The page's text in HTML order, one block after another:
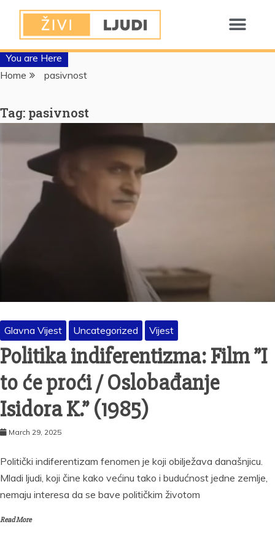
You are Here
Home
pasivnost
Tag: pasivnost
Glavna Vijest Uncategorized Vijest
Politika indiferentizma: Film ”I
to će proći / Oslobađanje
Isidora K.” (1985)
March 29, 2025
Politički indiferentizam fenomen je koji obilježava današnjicu.
Mladi ljudi, koji čine kako većinu tako i budućnost jedne zemlje,
nemaju interesa da se bave političkim životom
Read More